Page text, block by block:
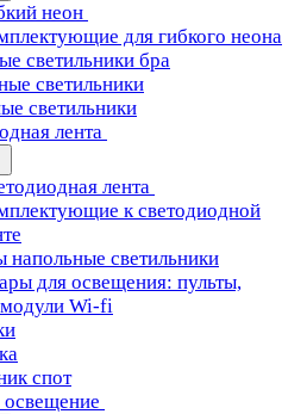
неон
для гибкого неона
светильники бра
светильники
светильники
лента
лента
к светодиодной
светильники
для освещения: пульты,
Wi-fi
спот